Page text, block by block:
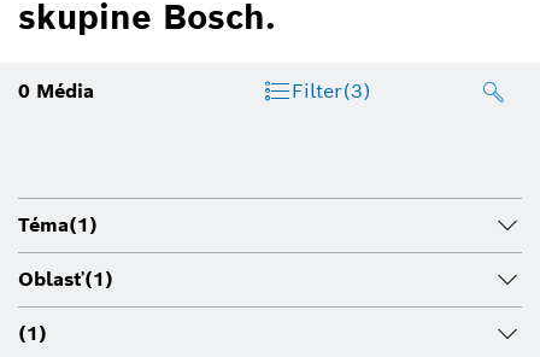
skupine Bosch.
0 Média Filter(3)
Téma(1)
Oblasť(1)
(1)